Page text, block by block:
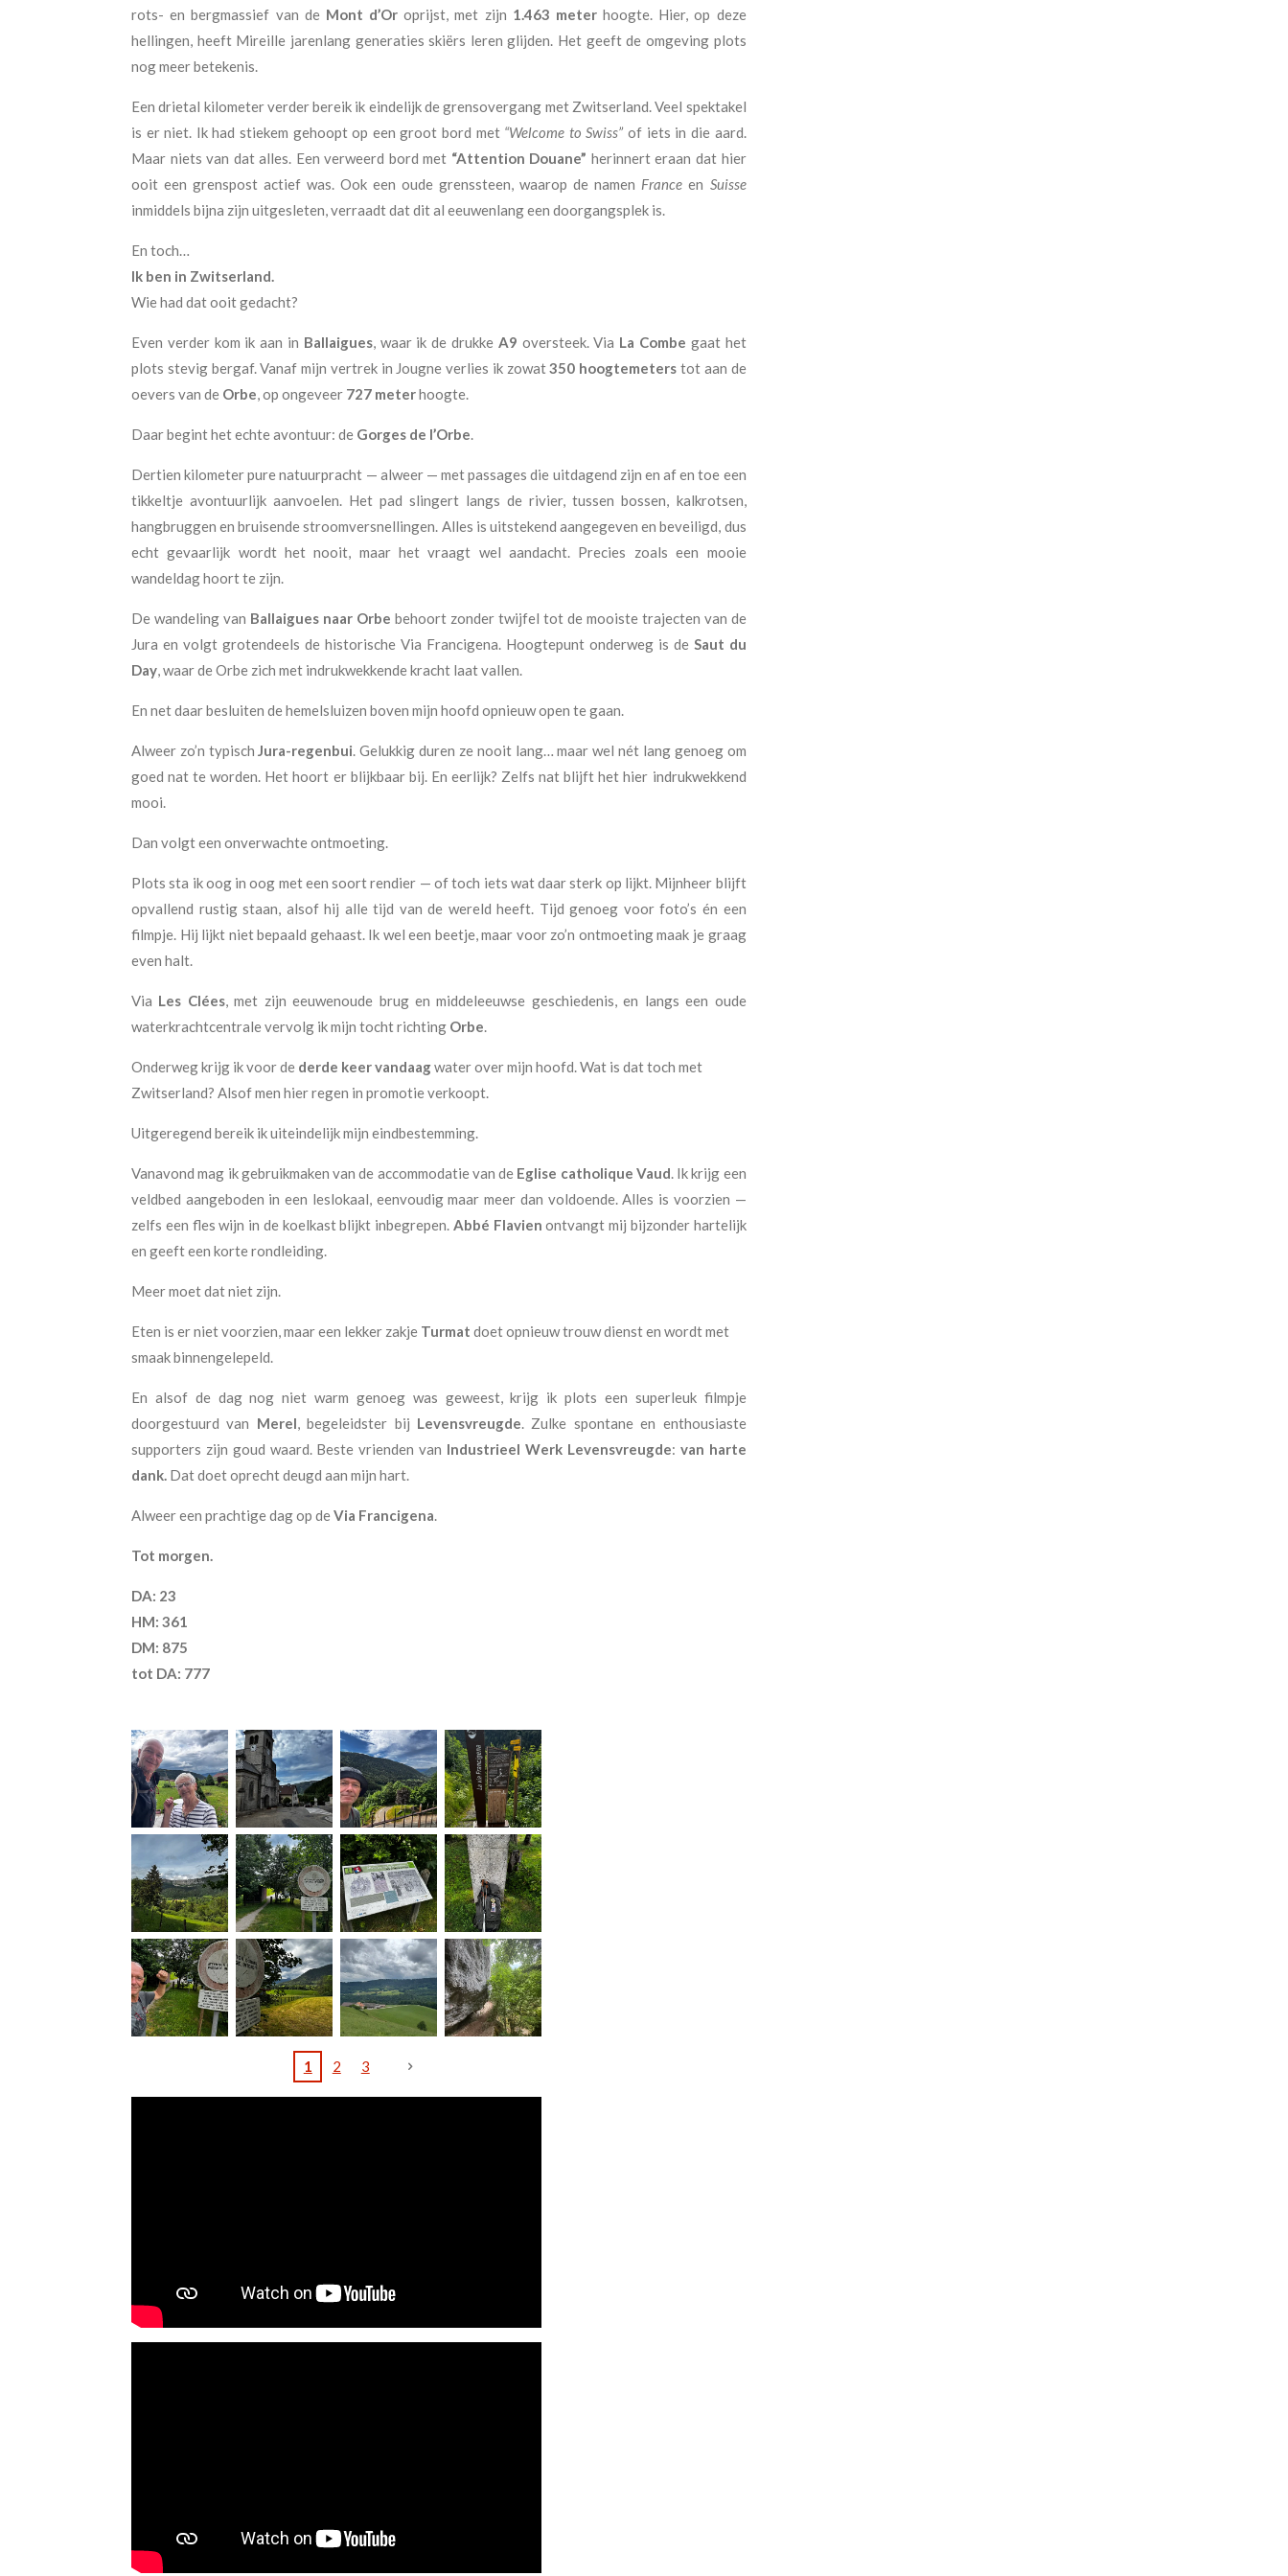
rots- en bergmassief van de Mont d’Or oprijst, met zijn 1.463 meterhoogte. Hier, op deze
hellingen, heeft Mireille jarenlang generaties skiërs leren glijden. Het geeft de omgeving plots
nog meer betekenis.
Een drietal kilometer verder bereik ik eindelijk de grensovergang met Zwitserland. Veel spektakel
is er niet. Ik had stiekem gehoopt op een groot bord met “Welcome to Swiss” of iets in die aard.
Maar niets van dat alles. Een verweerd bord met “Attention Douane” herinnert eraan dat hier
ooit een grenspost actief was. Ook een oude grenssteen, waarop de namen France en Suisse
inmiddels bijna zijn uitgesleten, verraadt dat dit al eeuwenlang een doorgangsplek is.
En toch…
Ik ben in Zwitserland.
Wie had dat ooit gedacht?
Even verder kom ik aan in Ballaigues, waar ik de drukke A9 oversteek. Via La Combe gaat het
plots stevig bergaf. Vanaf mijn vertrek in Jougne verlies ik zowat350 hoogtemeters tot aan de
oevers van de Orbe, op ongeveer 727 meterhoogte.
Daar begint het echte avontuur: de Gorges de l’Orbe.
Dertien kilometer pure natuurpracht — alweer — met passages die uitdagend zijn en af en toe een
tikkeltje avontuurlijk aanvoelen. Het pad slingert langs de rivier, tussen bossen, kalkrotsen,
hangbruggen en bruisende stroomversnellingen. Alles is uitstekend aangegeven en beveiligd, dus
echt gevaarlijk wordt het nooit, maar het vraagt wel aandacht. Precies zoals een mooie
wandeldag hoort te zijn.
De wandeling van Ballaigues naar Orbe behoort zonder twijfel tot de mooiste trajecten van de
Jura en volgt grotendeels de historische Via Francigena. Hoogtepunt onderweg is de Saut du
Day, waar de Orbe zich met indrukwekkende kracht laat vallen.
En net daar besluiten de hemelsluizen boven mijn hoofd opnieuw open te gaan.
Alweer zo’n typischJura-regenbui. Gelukkig duren ze nooit lang… maar wel nét lang genoeg om
goed nat te worden. Het hoort er blijkbaar bij. En eerlijk? Zelfs nat blijft het hier indrukwekkend
mooi.
Dan volgt een onverwachte ontmoeting.
Plots sta ik oog in oog met een soort rendier — of toch iets wat daar sterk op lijkt. Mijnheer blijft
opvallend rustig staan, alsof hij alle tijd van de wereld heeft. Tijd genoeg voor foto’s én een
filmpje. Hij lijkt niet bepaald gehaast. Ik wel een beetje, maar voor zo’n ontmoeting maak je graag
even halt.
Via Les Clées, met zijn eeuwenoude brug en middeleeuwse geschiedenis, en langs een oude
waterkrachtcentrale vervolg ik mijn tocht richting Orbe.
Onderweg krijg ik voor de derde keer vandaagwater over mijn hoofd. Wat is dat toch met
Zwitserland? Alsof men hier regen in promotie verkoopt.
Uitgeregend bereik ik uiteindelijk mijn eindbestemming.
Vanavond mag ik gebruikmaken van de accommodatie van de Eglise catholique Vaud. Ik krijg een
veldbed aangeboden in een leslokaal, eenvoudig maar meer dan voldoende. Alles is voorzien —
zelfs een fles wijn in de koelkast blijkt inbegrepen. Abbé Flavien ontvangt mij bijzonder hartelijk
en geeft een korte rondleiding.
Meer moet dat niet zijn.
Eten is er niet voorzien, maar een lekker zakje Turmat doet opnieuw trouw dienst en wordt met
smaak binnengelepeld.
En alsof de dag nog niet warm genoeg was geweest, krijg ik plots een superleuk filmpje
doorgestuurd van Merel, begeleidster bij Levensvreugde. Zulke spontane en enthousiaste
supporters zijn goud waard. Beste vrienden van Industrieel Werk Levensvreugde: van harte
dank. Dat doet oprecht deugd aan mijn hart.
Alweer een prachtige dag op deVia Francigena.
Tot morgen.
DA: 23
HM: 361
DM: 875
tot DA: 777
1 2 3